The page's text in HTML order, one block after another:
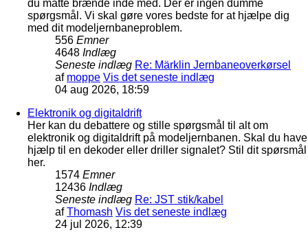
du måtte brænde inde med. Der er ingen dumme
spørgsmål. Vi skal gøre vores bedste for at hjælpe dig
med dit modeljernbaneproblem.
556 Emner
4648 Indlæg
Seneste indlæg Re: Märklin Jernbaneoverkørsel
af moppe Vis det seneste indlæg
04 aug 2026, 18:59
Elektronik og digitaldrift
Her kan du debattere og stille spørgsmål til alt om
elektronik og digitaldrift på modeljernbanen. Skal du have
hjælp til en dekoder eller driller signalet? Stil dit spørsmål
her.
1574 Emner
12436 Indlæg
Seneste indlæg Re: JST stik/kabel
afThomash Vis det seneste indlæg
24 jul 2026, 12:39